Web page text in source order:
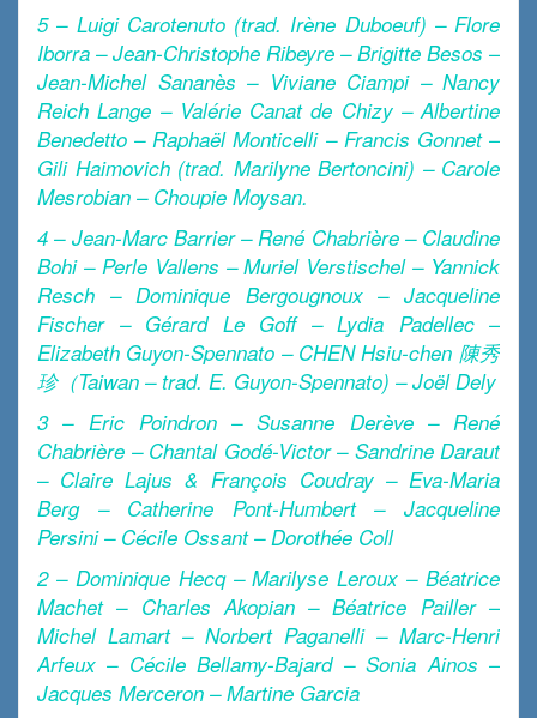
5 – Luigi Carotenuto (trad. Irène Duboeuf) – Flore
Iborra – Jean-Christophe Ribeyre – Brigitte Besos –
Jean-Michel Sananès – Viviane Ciampi – Nancy
Reich Lange – Valérie Canat de Chizy – Albertine
Benedetto – Raphaël Monticelli – Francis Gonnet –
Gili Haimovich (trad. Marilyne Bertoncini) – Carole
Mesrobian – Choupie Moysan.
4 – Jean-Marc Barrier – René Chabrière – Claudine
Bohi – Perle Vallens – Muriel Verstischel – Yannick
Resch – Dominique Bergougnoux – Jacqueline
Fischer – Gérard Le Goff – Lydia Padellec –
Elizabeth Guyon-Spennato – CHEN Hsiu-chen 陳秀
珍（Taiwan – trad. E. Guyon-Spennato) – Joël Dely
3 – Eric Poindron – Susanne Derève – René
Chabrière – Chantal Godé-Victor – Sandrine Daraut
– Claire Lajus & François Coudray – Eva-Maria
Berg – Catherine Pont-Humbert – Jacqueline
Persini – Cécile Ossant – Dorothée Coll
2 – Dominique Hecq – Marilyse Leroux – Béatrice
Machet – Charles Akopian – Béatrice Pailler –
Michel Lamart – Norbert Paganelli – Marc-Henri
Arfeux – Cécile Bellamy-Bajard – Sonia Ainos –
Jacques Merceron – Martine Garcia